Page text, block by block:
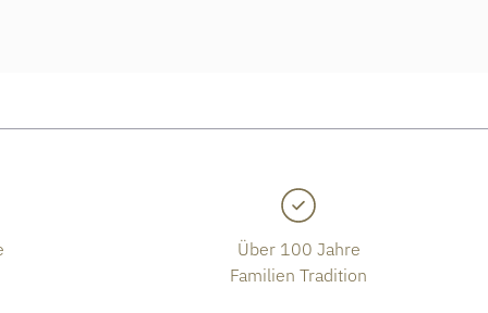
Über 100 Jahre
Familien Tradition